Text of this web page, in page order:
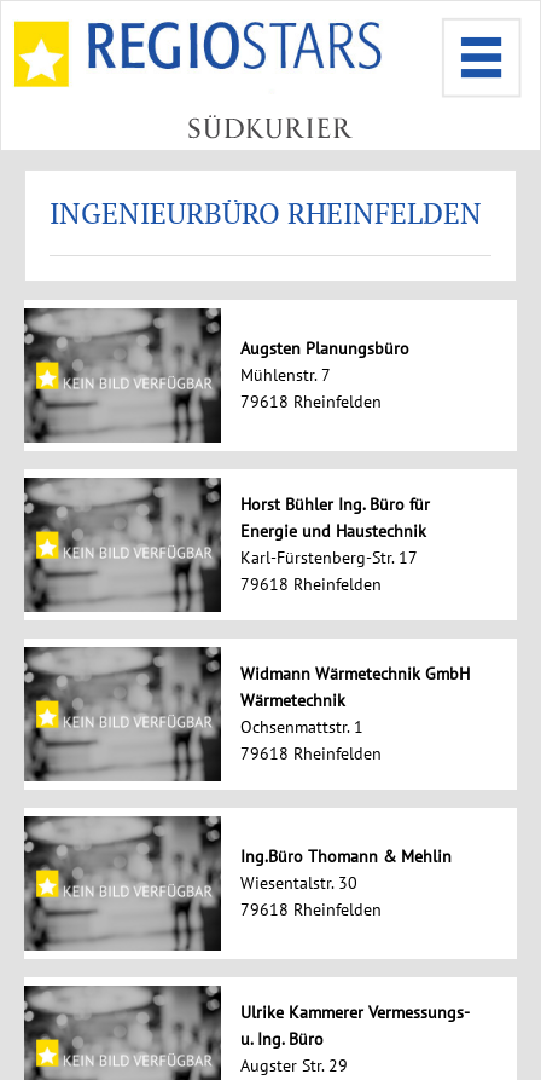
INGENIEURBÜRO RHEINFELDEN
Augsten Planungsbüro
Mühlenstr. 7
79618 Rheinfelden
Horst Bühler Ing. Büro für
Energie und Haustechnik
Karl-Fürstenberg-Str. 17
79618 Rheinfelden
Widmann Wärmetechnik GmbH
Wärmetechnik
Ochsenmattstr. 1
79618 Rheinfelden
Ing.Büro Thomann & Mehlin
Wiesentalstr. 30
79618 Rheinfelden
Ulrike Kammerer Vermessungs-
u. Ing. Büro
Augster Str. 29